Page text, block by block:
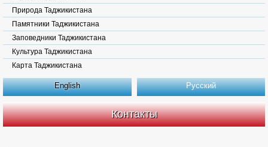
Природа Таджикистана
Памятники Таджикистана
Заповедники Таджикистана
Культура Таджикистана
Карта Таджикистана
English Русский
Контакты